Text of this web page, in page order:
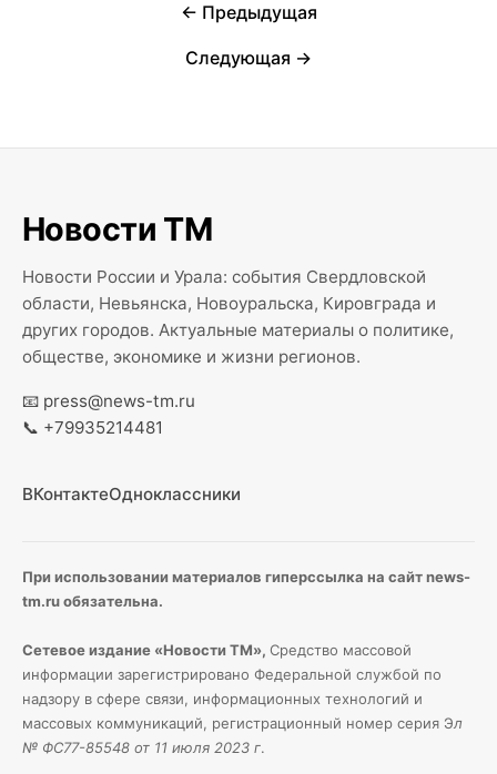
← Предыдущая
Следующая →
Новости ТМ
Новости России и Урала: события Свердловской
области, Невьянска, Новоуральска, Кировграда и
других городов. Актуальные материалы о политике,
обществе, экономике и жизни регионов.
📧 press@news-tm.ru
📞 +79935214481
ВКонтактеОдноклассники
При использовании материалов гиперссылка на сайт news-
tm.ru обязательна.
Сетевое издание «Новости ТМ», Средство массовой
информации зарегистрировано Федеральной службой по
надзору в сфере связи, информационных технологий и
массовых коммуникаций, регистрационный номер серия Эл
№ ФС77-85548 от 11 июля 2023 г.